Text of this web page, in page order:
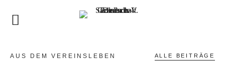
DEUTSCH-POLNISCHE-
GESELLSCHAFT SACHSEN
Startseite
AUS DEM VEREINSLEBEN ALLE BEITRÄGE